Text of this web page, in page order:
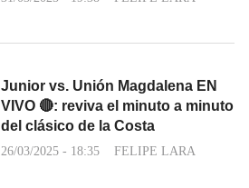
Junior vs. Unión Magdalena EN
VIVO 🔴: reviva el minuto a minuto
del clásico de la Costa
26/03/2025 - 18:35 FELIPE LARA